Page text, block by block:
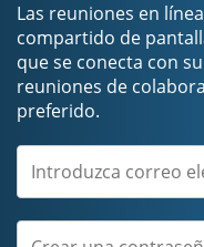
Las reuniones en
compartido de
que se conecta con
reuniones de
preferido.